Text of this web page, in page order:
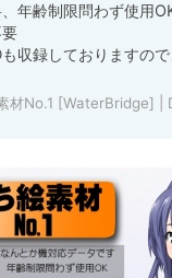
、年齢制限問わず使用
要
も収録しておりますの
材No.1 [WaterBridge] |